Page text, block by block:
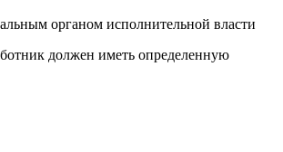
органом исполнительной власти
должен иметь определенную